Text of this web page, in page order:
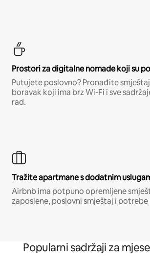
Prostori za digitalne nomade koji su
Putujete poslovno? Pronađite
boravak koji ima brz Wi-Fi i sve
rad.
Tražite apartmane s dodatnim
Airbnb ima potpuno opremljene
zaposlene, poslovni smještaj i potrebe
Popularni sadržaji za